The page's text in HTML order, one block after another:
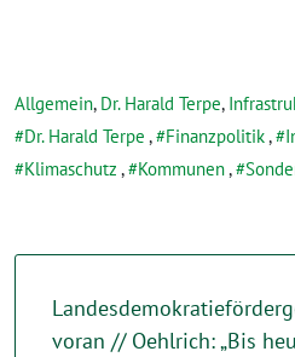
Allgemein, Dr. Harald Terpe,
Dr. Harald Terpe , Finanzpolitik,
Klimaschutz , Kommunen,
voran // Oehlrich: „Bis